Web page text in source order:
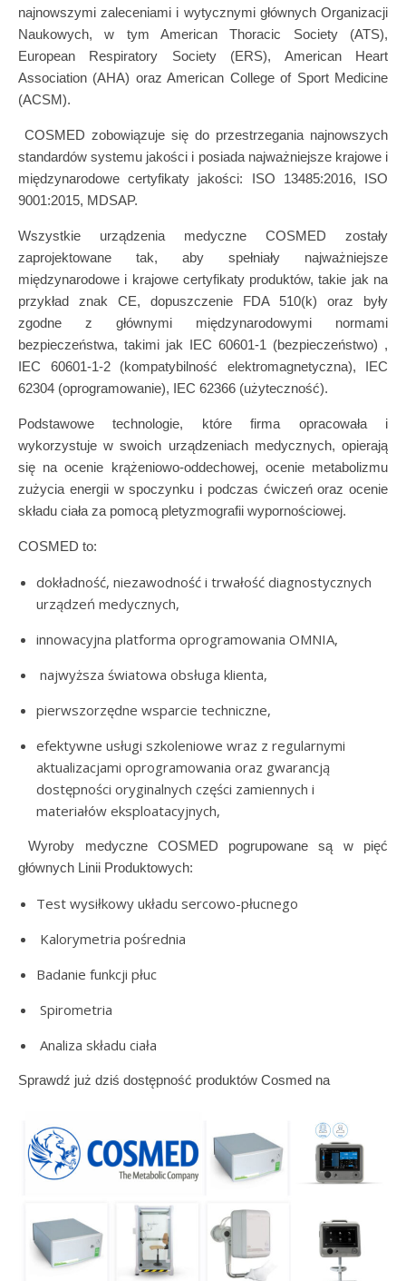
najnowszymi zaleceniami i wytycznymi głównych Organizacji
Naukowych, w tym American Thoracic Society (ATS),
European Respiratory Society (ERS), American Heart
Association (AHA) oraz American College of Sport Medicine
(ACSM).
COSMED zobowiązuje się do przestrzegania najnowszych
standardów systemu jakości i posiada najważniejsze krajowe i
międzynarodowe certyfikaty jakości: ISO 13485:2016, ISO
9001:2015, MDSAP.
Wszystkie urządzenia medyczne COSMED zostały
zaprojektowane tak, aby spełniały najważniejsze
międzynarodowe i krajowe certyfikaty produktów, takie jak na
przykład znak CE, dopuszczenie FDA 510(k) oraz były
zgodne z głównymi międzynarodowymi normami
bezpieczeństwa, takimi jak IEC 60601-1 (bezpieczeństwo) ,
IEC 60601-1-2 (kompatybilność elektromagnetyczna), IEC
62304 (oprogramowanie), IEC 62366 (użyteczność).
Podstawowe technologie, które firma opracowała i
wykorzystuje w swoich urządzeniach medycznych, opierają
się na ocenie krążeniowo-oddechowej, ocenie metabolizmu
zużycia energii w spoczynku i podczas ćwiczeń oraz ocenie
składu ciała za pomocą pletyzmografii wypornościowej.
COSMED to:
dokładność, niezawodność i trwałość diagnostycznych
urządzeń medycznych,
innowacyjna platforma oprogramowania OMNIA,
najwyższa światowa obsługa klienta,
pierwszorzędne wsparcie techniczne,
efektywne usługi szkoleniowe wraz z regularnymi
aktualizacjami oprogramowania oraz gwarancją
dostępności oryginalnych części zamiennych i
materiałów eksploatacyjnych,
Wyroby medyczne COSMED pogrupowane są w pięć
głównych Linii Produktowych:
Test wysiłkowy układu sercowo-płucnego
Kalorymetria pośrednia
Badanie funkcji płuc
Spirometria
Analiza składu ciała
Sprawdź już dziś dostępność produktów Cosmed na